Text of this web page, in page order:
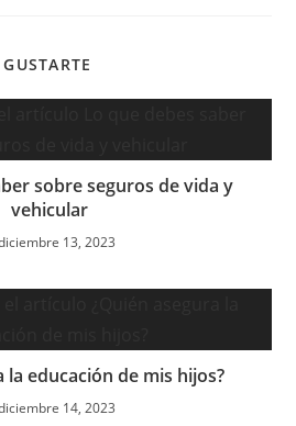
sobre seguros de vida y
vehicular
13, 2023
la educación de mis hijos?
14, 2023